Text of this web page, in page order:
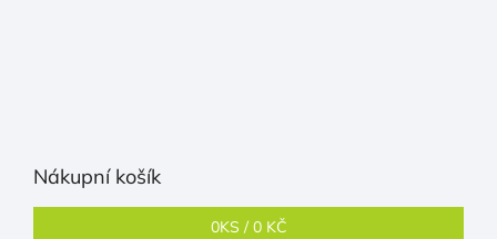
Nákupní košík
0KS /0 KČ